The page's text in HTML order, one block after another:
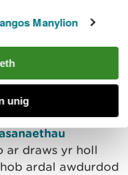
Manylion
unig
Llywodraeth
Naturiol ei
ar draws yr holl
ardal awdurdod